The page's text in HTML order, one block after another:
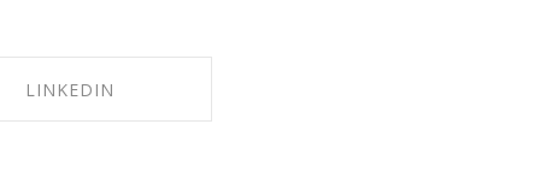
LINKEDIN